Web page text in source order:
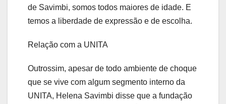
de Savimbi, somos todos maiores de idade. E
temos a liberdade de expressão e de escolha.
Relação com a UNITA
Outrossim, apesar de todo ambiente de choque
que se vive com algum segmento interno da
UNITA, Helena Savimbi disse que a fundação